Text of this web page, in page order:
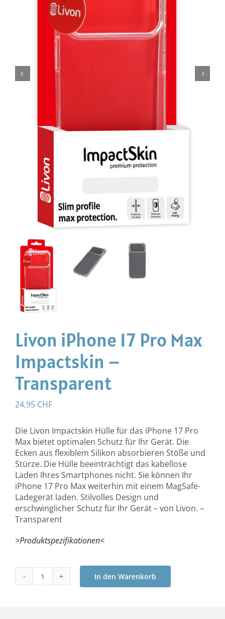
Livon iPhone 17 Pro Max
Impactskin –
Transparent
24,95 CHF
Die Livon Impactskin Hülle für das iPhone 17 Pro
Max bietet optimalen Schutz für Ihr Gerät. Die
Ecken aus flexiblem Silikon absorbieren Stöße und
Stürze. Die Hülle beeinträchtigt das kabellose
Laden Ihres Smartphones nicht. Sie können Ihr
iPhone 17 Pro Max weiterhin mit einem MagSafe-
Ladegerät laden. Stilvolles Design und
erschwinglicher Schutz für Ihr Gerät – von Livon. –
Transparent
>Produktspezifikationen<
Livon
In den Warenkorb